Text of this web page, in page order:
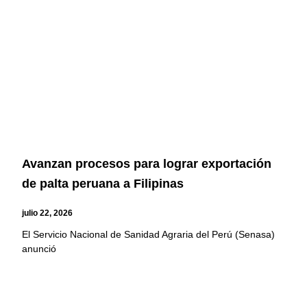
Avanzan procesos para lograr exportación
de palta peruana a Filipinas
julio 22, 2026
El Servicio Nacional de Sanidad Agraria del Perú (Senasa)
anunció